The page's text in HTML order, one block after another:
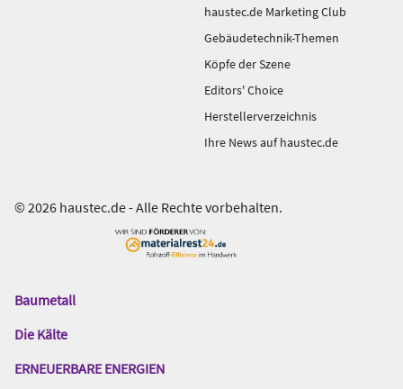
haustec.de Marketing Club
Gebäudetechnik-Themen
Köpfe der Szene
Editors' Choice
Herstellerverzeichnis
Ihre News auf haustec.de
© 2026 haustec.de - Alle Rechte vorbehalten.
Das
Gentner
Baumetall
Die Kälte
ERNEUERBARE ENERGIEN